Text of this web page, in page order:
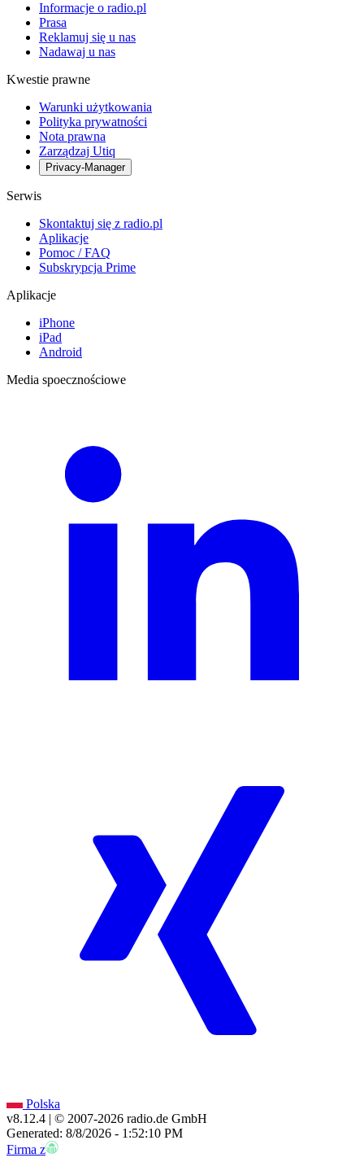
Informacje o radio.pl
Prasa
Reklamuj się u nas
Nadawaj u nas
Kwestie prawne
Warunki użytkowania
Polityka prywatności
Nota prawna
Zarządzaj Utiq
Privacy-Manager
Serwis
Skontaktuj się z radio.pl
Aplikacje
Pomoc / FAQ
Subskrypcja Prime
Aplikacje
iPhone
iPad
Android
Media spoecznościowe
Polska
v8.12.4 | © 2007-2026 radio.de GmbH
Generated: 8/8/2026 - 1:52:10 PM
Firma z